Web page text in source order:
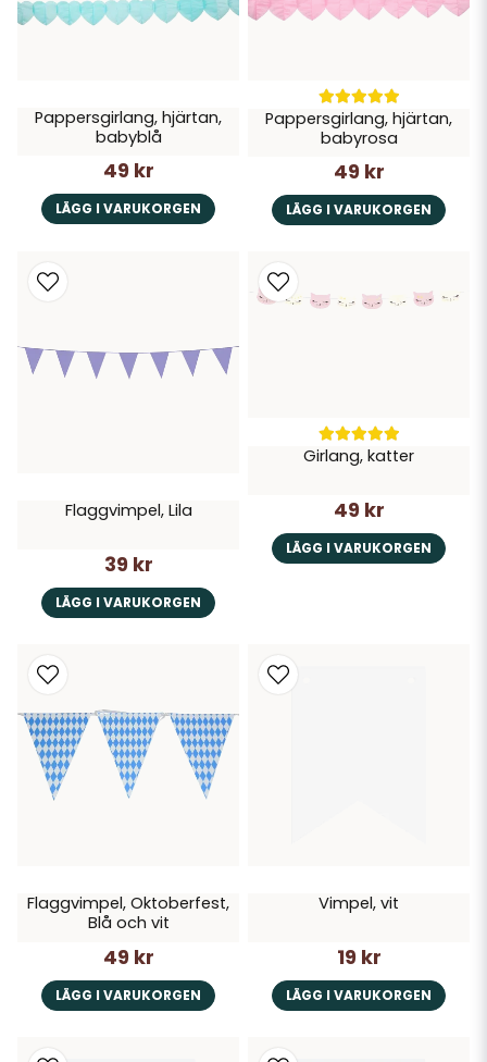
Pappersgirlang, hjärtan,
babyblå
49 kr
LÄGG I VARUKORGEN
Pappersgirlang, hjärtan,
babyrosa
49 kr
LÄGG I VARUKORGEN
Flaggvimpel, Lila
39 kr
LÄGG I VARUKORGEN
Girlang, katter
49 kr
LÄGG I VARUKORGEN
Flaggvimpel, Oktoberfest,
Blå och vit
49 kr
LÄGG I VARUKORGEN
Vimpel, vit
19 kr
LÄGG I VARUKORGEN